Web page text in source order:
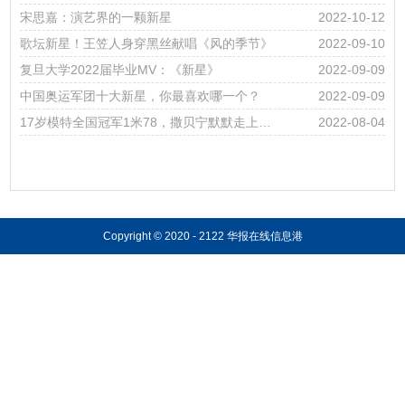
宋思嘉：演艺界的一颗新星
2022-10-12
歌坛新星！王笠人身穿黑丝献唱《风的季节》
2022-09-10
复旦大学2022届毕业MV：《新星》
2022-09-09
中国奥运军团十大新星，你最喜欢哪一个？
2022-09-09
2022-08-04
Copyright © 2020 - 2122 华报在线信息港